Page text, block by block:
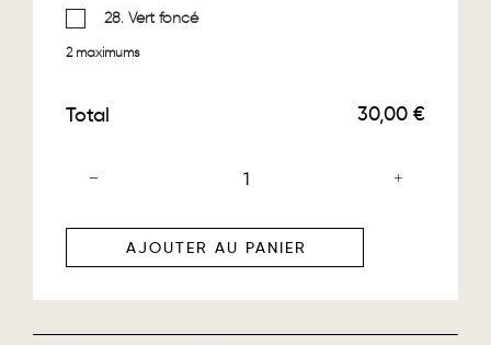
28. Vert foncé
2 maximums
Total 30,00 €
AJOUTER AU PANIER